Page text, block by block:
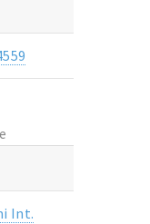
Int.